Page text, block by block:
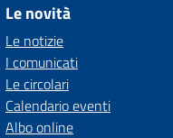
Le novità
Le notizie
I comunicati
Le circolari
Calendario eventi
Albo online